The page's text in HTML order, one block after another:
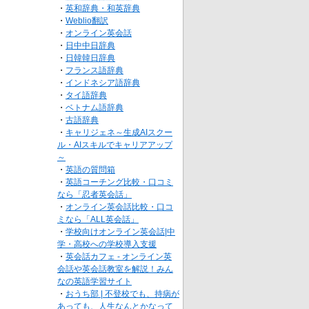
・ 英和辞典・和英辞典
・ Weblio翻訳
・ オンライン英会話
・ 日中中日辞典
・ 日韓韓日辞典
・ フランス語辞典
・ インドネシア語辞典
・ タイ語辞典
・ ベトナム語辞典
・ 古語辞典
・ キャリジェネ～生成AIスクー
ル・AIスキルでキャリアアップ
～
・ 英語の質問箱
・ 英語コーチング比較・口コミ
なら「忍者英会話」
・ オンライン英会話比較・口コ
ミなら「ALL英会話」
・ 学校向けオンライン英会話|中
学・高校への学校導入支援
・ 英会話カフェ - オンライン英
会話や英会話教室を解説！みん
なの英語学習サイト
・ おうち部 | 不登校でも、持病が
あっても、人生なんとかなって